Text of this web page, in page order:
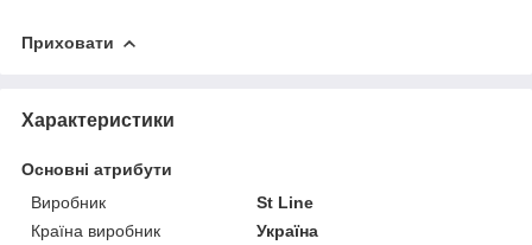
Приховати
Характеристики
Основні атрибути
Виробник
St Line
Країна виробник
Україна